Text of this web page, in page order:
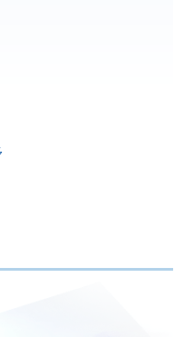
、微信支付
抬头请注明「香港大